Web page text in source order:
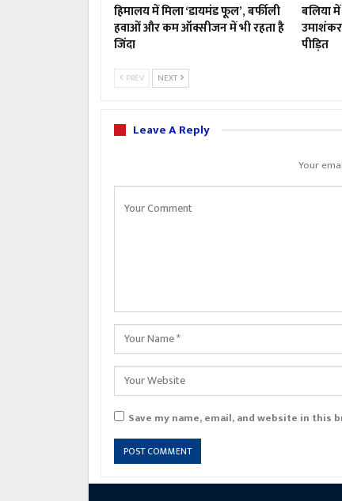
हिमालय में मिला ‘डायमंड फूल’, बर्फीली
हवाओं और कम ऑक्सीजन में भी रहता है
जिंदा
बलिया
पीड़ित
PREV NEXT
Leave A Reply
Your
Save my name, email, and website in